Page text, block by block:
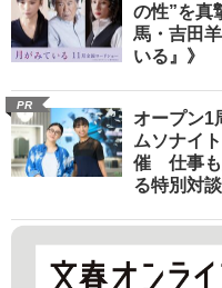
の性”を真
馬・吉田
いる』》
PR
オープン1
ムソナイ
催 仕事も
る特別対